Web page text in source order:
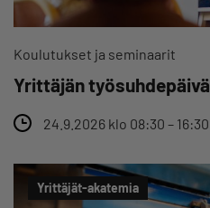
Koulutukset ja seminaarit
Yrittäjän työsuhdepäivä
24.9.2026 klo 08:30 – 16:30
Yrittäjät-akatemia